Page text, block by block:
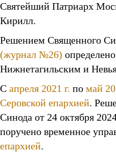
Святейший Патриарх
Кирилл.
Решением Священного
(журнал №26)
Нижнетагильским и
С апреля 2021 г. по май
Серовской епархией.
Синода от 24 октября
поручено временное
епархией.